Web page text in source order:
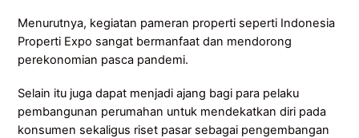
Menurutnya, kegiatan pameran properti seperti Indonesia
Properti Expo sangat bermanfaat dan mendorong
perekonomian pasca pandemi.
Selain itu juga dapat menjadi ajang bagi para pelaku
pembangunan perumahan untuk mendekatkan diri pada
konsumen sekaligus riset pasar sebagai pengembangan